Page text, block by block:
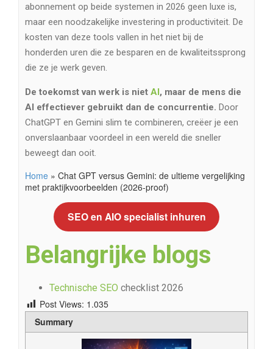
abonnement op beide systemen in 2026 geen luxe is,
maar een noodzakelijke investering in productiviteit. De
kosten van deze tools vallen in het niet bij de
honderden uren die ze besparen en de kwaliteitssprong
die ze je werk geven.
De toekomst van werk is niet AI, maar de mens die
AI effectiever gebruikt dan de concurrentie. Door
ChatGPT en Gemini slim te combineren, creëer je een
onverslaanbaar voordeel in een wereld die sneller
beweegt dan ooit.
Home » Chat GPT versus Gemini: de ultieme vergelijking
met praktijkvoorbeelden (2026-proof)
SEO en AIO specialist inhuren
Belangrijke blogs
Technische SEO checklist 2026
Post Views: 1.035
Summary